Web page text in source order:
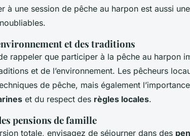
à une session de pêche au harpon est aussi
et des traditions
rappeler que participer à la pêche au harpon
et de l’environnement. Les pêcheurs
de pêche, mais également
et du respect des règles locales.
pensions de famille
totale, envisagez de séjourner dans des